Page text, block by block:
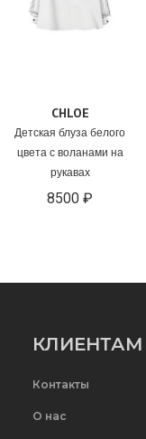
CHLOE
Детская блуза белого
цвета с воланами на
рукавах
8500 ₽
КЛИЕНТАМ
Контакты
О нас